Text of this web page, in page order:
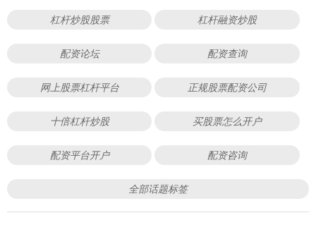
杠杆炒股股票 杠杆融资炒股
配资论坛 配资查询
网上股票杠杆平台 正规股票配资公司
十倍杠杆炒股 买股票怎么开户
配资平台开户 配资咨询
全部话题标签